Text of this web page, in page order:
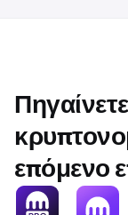
επόμενο